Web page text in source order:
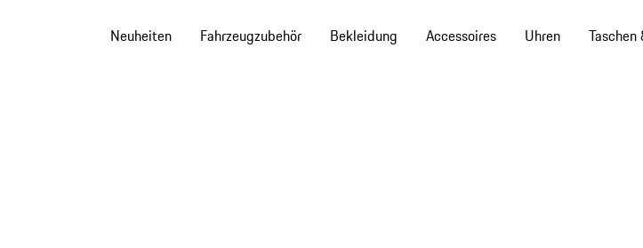
Neuheiten Fahrzeugzubehör Bekleidung Accessoires Uhren